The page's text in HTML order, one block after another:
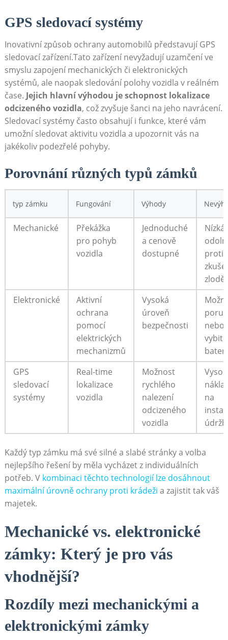
GPS sledovací systémy
Inovativní způsob ochrany automobilů představují GPS
sledovací zařízení.Tato zařízení nevyžadují uzamčení ve
smyslu zapojení mechanických či elektronických
systémů, ale naopak sledování polohy vozidla v reálném
čase. Jejich hlavní výhodou je schopnost lokalizace
odcizeného vozidla, což zvyšuje šanci na jeho navrácení.
Sledovací systémy často obsahují i funkce, které vám
umožní sledovat aktivitu vozidla a upozornit vás na
jakékoliv podezřelé pohyby.
Porovnání různých typů zámků
typ zámku Fungování Výhody
Mechanické
Překážka
pro pohyb
vozidla
Jednoduché
a cenově
dostupné
Nízká
proti
Elektronické
Aktivní
ochrana
pomocí
elektrických
mechanizmů
Vysoká
úroveň
bezpečnosti
nebo
vybité
GPS
sledovací
systémy
Real-time
lokalizace
vozidla
Možnost
rychlého
nalezení
odcizeného
vozidla
na
Každý typ zámku má své silné a slabé stránky a volba
nejlepšího řešení by měla vycházet z individuálních
potřeb. V kombinaci těchto technologií lze dosáhnout
maximální úrovně ochrany proti krádeži a zajistit tak váš
majetek.
Mechanické vs. elektronické
zámky: Který je pro vás
vhodnější?
Rozdíly mezi mechanickými a
elektronickými zámky